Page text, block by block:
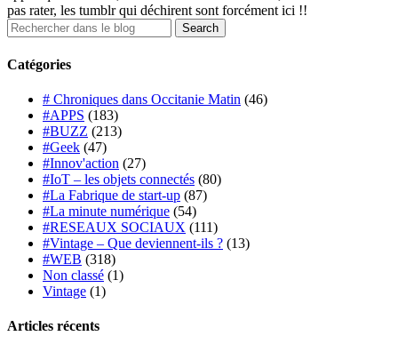
pas rater, les tumblr qui déchirent sont forcément ici !!
Catégories
# Chroniques dans Occitanie Matin (46)
#APPS (183)
#BUZZ (213)
#Geek (47)
#Innov'action (27)
#IoT – les objets connectés (80)
#La Fabrique de start-up (87)
#La minute numérique (54)
#RESEAUX SOCIAUX (111)
#Vintage – Que deviennent-ils ? (13)
#WEB (318)
Non classé (1)
Vintage (1)
Articles récents